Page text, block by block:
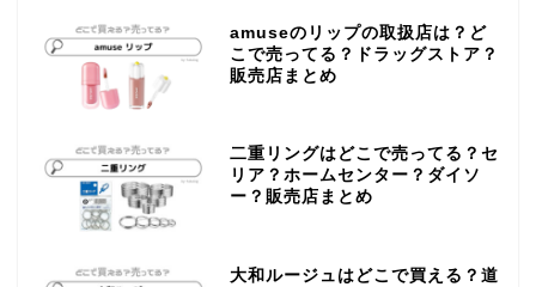
amuseのリップの取扱店は？ど
こで売ってる？ドラッグストア？
販売店まとめ
二重リングはどこで売ってる？セ
リア？ホームセンター？ダイソ
ー？販売店まとめ
大和ルージュはどこで買える？道